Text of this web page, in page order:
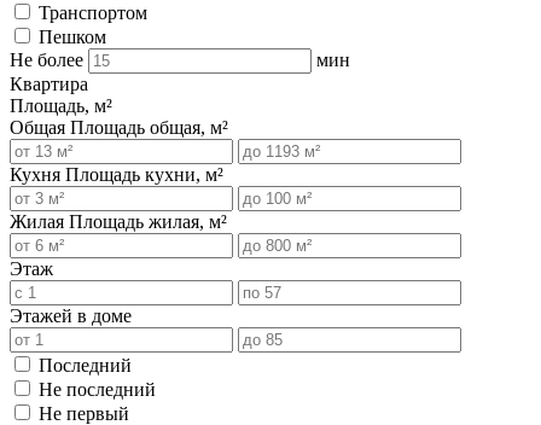
Транспортом
Пешком
Не более
мин
Квартира
Площадь, м²
Общая Площадь общая, м²
Кухня Площадь кухни, м²
Жилая Площадь жилая, м²
Этаж
Этажей в доме
Последний
Не последний
Не первый